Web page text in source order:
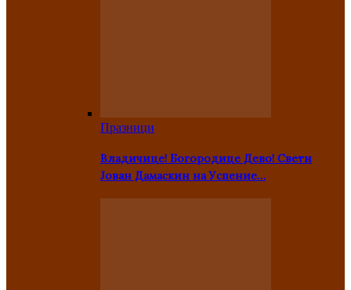
Празници
Владичице! Богородице Дево! Свети
Јован Дамаскин на Успение…